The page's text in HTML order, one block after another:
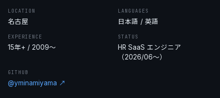
LOCATION
名古屋
LANGUAGES
日本語 / 英語
EXPERIENCE
15年+ / 2009〜
STATUS
HR SaaS エンジニア
（2026/06〜）
GITHUB
@yminamiyama ↗